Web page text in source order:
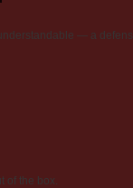
— a
of the box.